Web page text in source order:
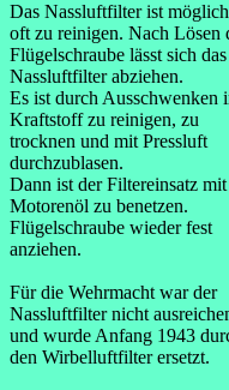
Das Nassluftfilter ist
oft zu reinigen. Nach Lösen
Flügelschraube lässt sich das
Nassluftfilter abziehen.
Es ist durch Ausschwenken
Kraftstoff zu reinigen, zu
trocknen und mit Pressluft
durchzublasen.
Dann ist der Filtereinsatz mit
Motorenöl zu benetzen.
Flügelschraube wieder fest
anziehen.
Für die Wehrmacht war der
Nassluftfilter nicht
und wurde Anfang 1943
den Wirbelluftfilter ersetzt.